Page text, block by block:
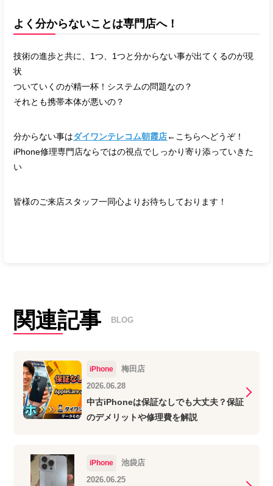
よく分からないことは専門店へ！
技術の進歩と共に、1つ、1つと分からない事が出てくるのが現
状
ついていくのが精一杯！システムの問題なの？
それとも携帯本体が悪いの？
分からない事はダイワンテレコム朝霞店←こちらへどうぞ！
iPhone修理専門店ならではの視点でしっかり寄り添っていきた
い
皆様のご来店スタッフ一同心よりお待ちしております！
関連記事 BLOG
iPhone
梅田店
2026.06.28
中古iPhoneは保証なしでも大丈夫？保証
のデメリットや修理費を解説
iPhone
池袋店
2026.06.25